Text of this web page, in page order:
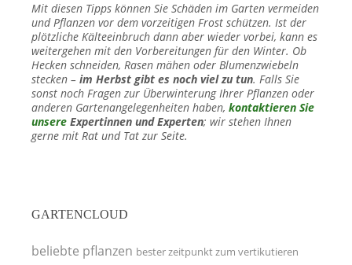
Mit diesen Tipps können Sie Schäden im Garten vermeiden
und Pflanzen vor dem vorzeitigen Frost schützen. Ist der
plötzliche Kälteeinbruch dann aber wieder vorbei, kann es
weitergehen mit den Vorbereitungen für den Winter. Ob
Hecken schneiden, Rasen mähen oder Blumenzwiebeln
stecken – im Herbst gibt es noch viel zu tun. Falls Sie
sonst noch Fragen zur Überwinterung Ihrer Pflanzen oder
anderen Gartenangelegenheiten haben, kontaktieren Sie
unsere Expertinnen und Experten; wir stehen Ihnen
gerne mit Rat und Tat zur Seite.
GARTENCLOUD
beliebte pflanzen bester zeitpunkt zum vertikutieren